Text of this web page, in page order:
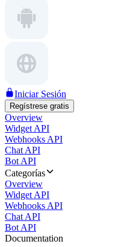
Iniciar Sesión
Regístrese gratis
Overview
Widget API
Webhooks API
Chat API
Bot API
Categorías
Overview
Widget API
Webhooks API
Chat API
Bot API
Documentation